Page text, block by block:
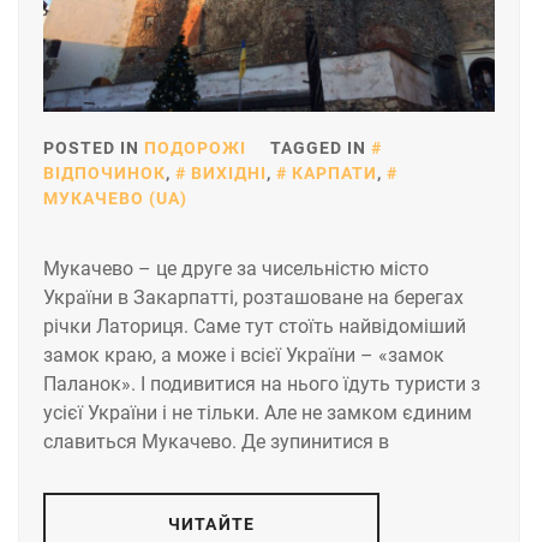
POSTED IN ПОДОРОЖІ
TAGGED IN
ВІДПОЧИНОК, ВИХІДНІ, КАРПАТИ,
МУКАЧЕВО (UA)
Мукачево – це друге за чисельністю місто
України в Закарпатті, розташоване на берегах
річки Латориця. Саме тут стоїть найвідоміший
замок краю, а може і всієї України – «замок
Паланок». І подивитися на нього їдуть туристи з
усієї України і не тільки. Але не замком єдиним
славиться Мукачево. Де зупинитися в
ЧИТАЙТЕ